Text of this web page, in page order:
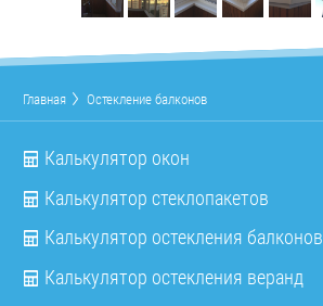
Главная Остекление балконов
Калькулятор окон
Калькулятор стеклопакетов
Калькулятор остекления балконов
Калькулятор остекления веранд